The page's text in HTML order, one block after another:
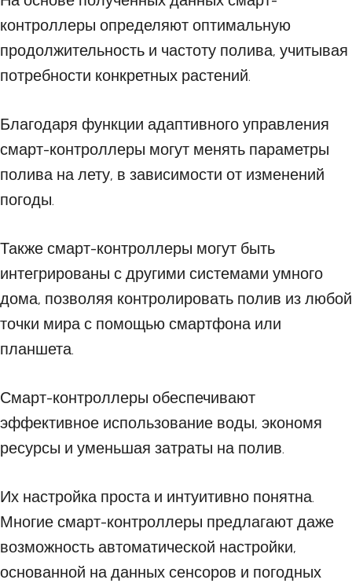
контроллеры определяют оптимальную
продолжительность и частоту полива, учитывая
потребности конкретных растений.
Благодаря функции адаптивного управления
смарт-контроллеры могут менять параметры
полива на лету, в зависимости от изменений
погоды.
Также смарт-контроллеры могут быть
интегрированы с другими системами умного
дома, позволяя контролировать полив из любой
точки мира с помощью смартфона или
планшета.
Смарт-контроллеры обеспечивают
эффективное использование воды, экономя
ресурсы и уменьшая затраты на полив.
Их настройка проста и интуитивно понятна.
Многие смарт-контроллеры предлагают даже
возможность автоматической настройки,
основанной на данных сенсоров и погодных